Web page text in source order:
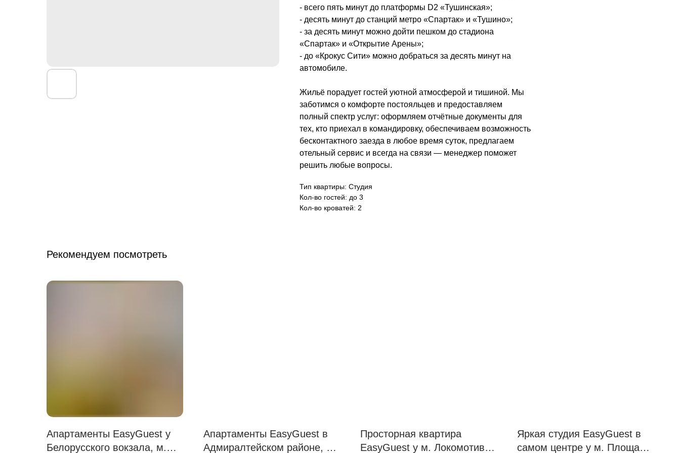
- всего пять минут до платформы D2 «Тушинская»;
- десять минут до станций метро «Спартак» и «Тушино»;
- за десять минут можно дойти пешком до стадиона
«Спартак» и «Открытие Арены»;
- до «Крокус Сити» можно добраться за десять минут на
автомобиле.
Жильё порадует гостей уютной атмосферой и тишиной. Мы
заботимся о комфорте постояльцев и предоставляем
полный спектр услуг: оформляем отчётные документы для
тех, кто приехал в командировку, обеспечиваем возможность
бесконтактного заезда в любое время суток, предлагаем
отельный сервис и всегда на связи — менеджер поможет
решить любые вопросы.
Тип квартиры: Студия
Кол-во гостей: до 3
Кол-во кроватей: 2
Рекомендуем посмотреть
Апартаменты EasyGuest у
Белорусского вокзала, м.
Апартаменты EasyGuest в
Адмиралтейском районе, м.
Просторная квартира
EasyGuest у м. Локомотив |
Яркая студия EasyGuest в
самом центре у м. Площадь